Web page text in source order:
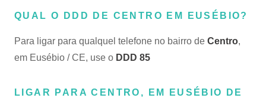
QUAL O DDD DE CENTRO EM EUSÉBIO?
Para ligar para qualquel telefone no bairro de Centro,
em Eusébio / CE, use o DDD 85
LIGAR PARA CENTRO, EM EUSÉBIO DE